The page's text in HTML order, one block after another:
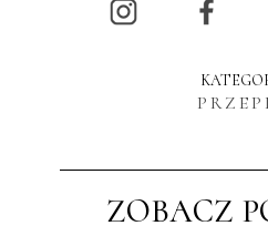
ZOBACZ